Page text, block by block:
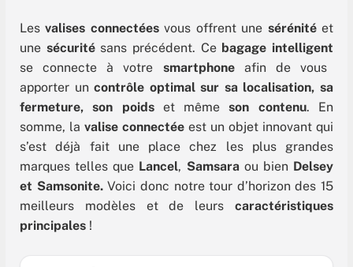
Lesvalises connectéesvous offrent une sérénitéet
une sécuritésans précédent. Ce bagage intelligent
se connecte à votre smartphoneafin de vous
apporter uncontrôle optimal sur sa localisation, sa
fermeture, son poidset même son contenu. En
somme, la valise connectée est un objet innovant qui
s’est déjà fait une place chez les plus grandes
marques telles que Lancel, Samsaraou bien Delsey
et Samsonite.Voici donc notre tour d’horizon des 15
meilleurs modèles et de leurs caractéristiques
principales !